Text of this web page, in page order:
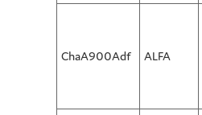
ChaA900Adf ALFA